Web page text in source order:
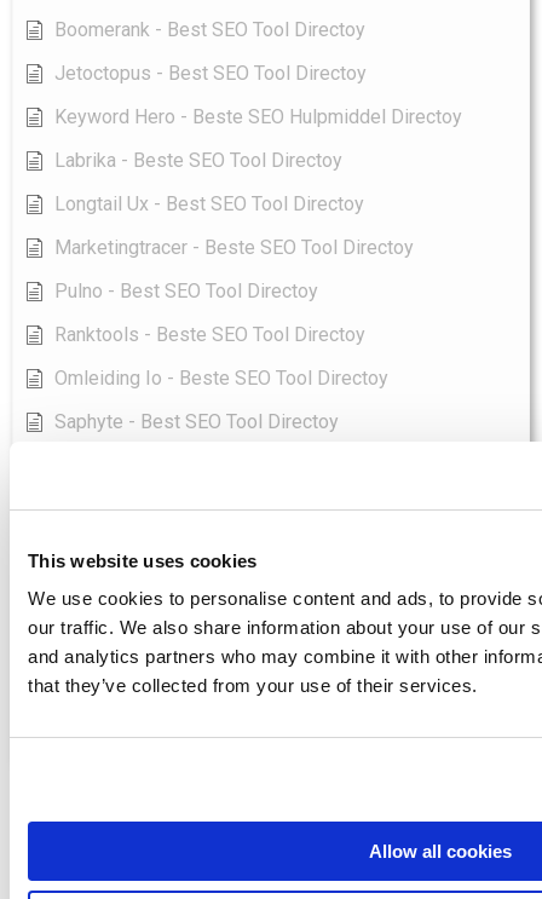
This website uses cookies
We use cookies to personalise content and ads, to provide
our traffic. We also share information about your use of our
and analytics partners who may combine it with other
that they’ve collected from your use of their services.
Allow all cookies
Boomerank - Best SEO Tool Directoy
Jetoctopus - Best SEO Tool Directoy
Keyword Hero - Beste SEO Hulpmiddel Directoy
Labrika - Beste SEO Tool Directoy
Longtail Ux - Best SEO Tool Directoy
Marketingtracer - Beste SEO Tool Directoy
Pulno - Best SEO Tool Directoy
Ranktools - Beste SEO Tool Directoy
Omleiding Io - Beste SEO Tool Directoy
Saphyte - Best SEO Tool Directoy
Sellersprite - Best SEO Tool Directoy
Senuto - Beste SEO Tool Directoy
Seo Audit - Beste SEO Tool Directoy
Toon alle artikelen( 5 )
Wordpress
Toegang tot Voorbeeld
SEO GAP Analyse